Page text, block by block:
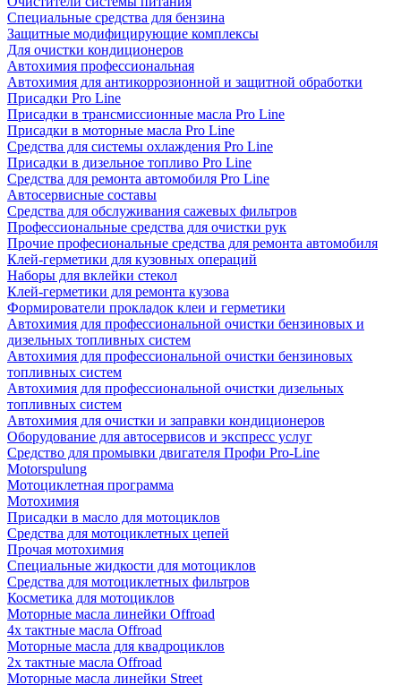
Специальные срeдства для бензина
Защитные модифицирующие комплексы
Для очистки кондиционеров
Автохимия профессиональная
Автохимия для антикоррозионной и защитной обработки
Присадки Pro Line
Присадки в трансмиссионные масла Pro Line
Присадки в моторные масла Pro Line
Средства для системы охлаждения Pro Line
Присадки в дизельное топливо Pro Line
Средства для ремонта автомобиля Pro Line
Автосервисные составы
Средства для обслуживания сажевых фильтров
Профессиональные средства для очистки рук
Прочие професиональные средства для ремонта автомобиля
Клей-герметики для кузовных операций
Наборы для вклейки стекол
Клей-герметики для ремонта кузова
Формирователи прокладок клеи и герметики
Автохимия для профессиональной очистки бензиновых и
дизельных топливных систем
Автохимия для профессиональной очистки бензиновых
топливных систем
Автохимия для профессиональной очистки дизельных
топливных систем
Автохимия для очистки и заправки кондиционеров
Оборудование для автосервисов и экспресс услуг
Средство для промывки двигателя Профи Pro-Line
Motorspulung
Мотоциклетная программа
Мотохимия
Присадки в масло для мотоциклов
Средства для мотоциклетных цепей
Прочая мотохимия
Специальные жидкости для мотоциклов
Средства для мотоциклетных фильтров
Косметика для мотоциклов
Моторные масла линейки Offroad
4х тактные масла Offroad
Моторные масла для квадроциклов
2х тактные масла Offroad
Моторные масла линейки Street